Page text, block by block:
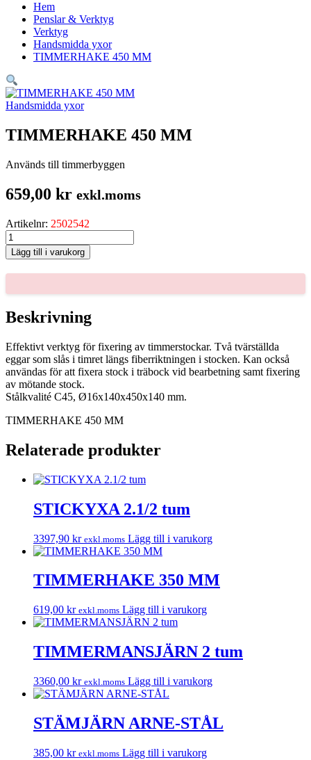
Hem
Penslar & Verktyg
Verktyg
Handsmidda yxor
TIMMERHAKE 450 MM
Handsmidda yxor
TIMMERHAKE 450 MM
Används till timmerbyggen
659,00 kr exkl.moms
Artikelnr: 2502542
TIMMERHAKE
450
MM
mängd
Lägg till i varukorg
Beskrivning
Effektivt verktyg för fixering av timmerstockar. Två tvärställda
eggar som slås i timret längs fiberriktningen i stocken. Kan också
användas för att fixera stock i träbock vid bearbetning samt fixering
av mötande stock.
Stålkvalité C45, Ø16x140x450x140 mm.
TIMMERHAKE 450 MM
Relaterade produkter
STICKYXA 2.1/2 tum
3397,90 kr exkl.moms Lägg till i varukorg
TIMMERHAKE 350 MM
619,00 kr exkl.moms Lägg till i varukorg
TIMMERMANSJÄRN 2 tum
3360,00 kr exkl.moms Lägg till i varukorg
STÄMJÄRN ARNE-STÅL
385,00 kr exkl.moms Lägg till i varukorg